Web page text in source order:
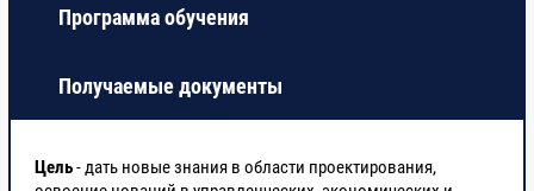
Программа обучения
Получаемые документы
Цель- дать новые знания в области проектирования,
гражданской обороне
чрезвычайных ситуаций, возникающих в